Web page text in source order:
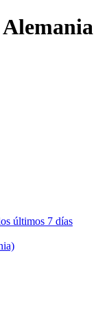
Alemania
últimos 7 días